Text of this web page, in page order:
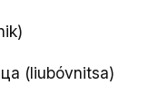
(liubóvnitsa)